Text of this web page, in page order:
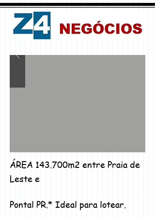
ÁREA 143.700m2 entre Praia de
Leste e
Pontal PR.* Ideal para lotear.